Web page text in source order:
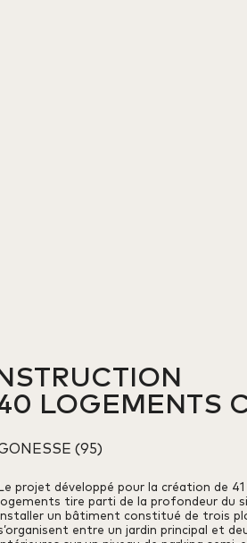
LOGEMENTS
(95)
projet développé pour la création de 41
tire parti de la profondeur du
un bâtiment constitué de trois
entre un jardin principal et